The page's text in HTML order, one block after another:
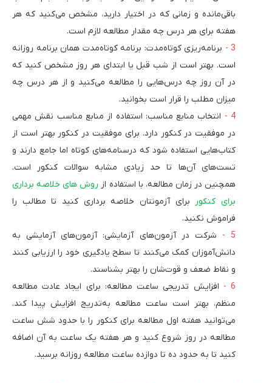
باقی‌مانده و زمانی که در اختیار دارید، مشخص می‌کنید که هر
هفته برای هر درس چه مقدار مطالعه لازم است.
برنامه‌ریزی کوتاه‌مدت: برنامه کوتاه‌مدت همان برنامه روزانه
است. بهتر است از شب قبل یا ابتدای هر روز مشخص کنید که
در آن روز چه درس‌هایی را مطالعه می‌کنید و از هر درس چه
میزان مطلب را قرار است بخوانید.
انتخاب منابع مناسب: استفاده از منابع مناسب نقش مهمی
در موفقیت در کنکور دارد. برای موفقیت در کنکور بهتر است از
کتاب‌هایی استفاده شود که درسنامه‌های کوتاه اما جامع دارند و
تست‌های آن‌ها تا حد زیادی مشابه سوالات کنکور است.
همچنین در زمان مطالعه، با استفاده از روش های خلاصه برداری
برای کنکور برای آزمونتان خلاصه برداری کنید تا مطالب را
فراموش نکنید.
شرکت در آزمون‌های آزمایشی: آزمون‌های آزمایشی به
دانش‌آموزان کمک می‌کنند تا سطح یادگیری خود را ارزیابی کنند
و نقاط ضعف و قوت‌شان را بهتر بشناسند.
افزایش تدریجی ساعت مطالعه: برای ایجاد عادت مطالعه
منظم، بهتر است ساعت مطالعه به‌تدریج افزایش پیدا کند.
می‌توانید هفته اول مطالعه برای کنکور را با حدود شش ساعت
مطالعه در روز شروع کنید و هر هفته یک ساعت به آن اضافه
کنید تا به حدود ده تا دوازده ساعت مطالعه روزانه برسید.